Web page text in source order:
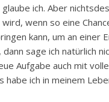
glaube ich. Aber
wenn so eine
kann, um an einer
sage ich natürlich
Aufgabe auch mit
habe ich in meinem